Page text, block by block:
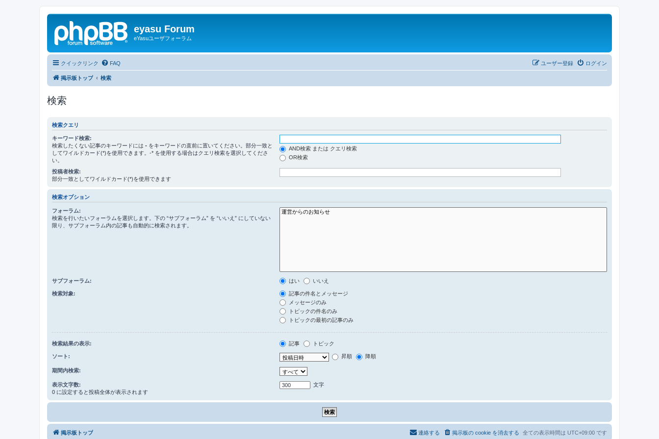
eyasu Forum
eYasuユーザフォーラム
クイックリンク FAQ ログイン
ユーザー登録
掲示板トップ 検索
検索
検索クエリ
キーワード検索:
検索したくない記事のキーワードには - をキーワードの直前に置いてください。部分一致と
してワイルドカード(*)を使用できます。-* を使用する場合はクエリ検索を選択してくださ
い。
AND検索 または クエリ検索
OR検索
投稿者検索:
部分一致としてワイルドカード(*)を使用できます
検索オプション
フォーラム:
検索を行いたいフォーラムを選択します。下の “サブフォーラム” を “いいえ” にしていない
限り、サブフォーラム内の記事も自動的に検索されます。
サブフォーラム: はい いいえ
検索対象:
記事の件名とメッセージ
メッセージのみ
トピックの件名のみ
トピックの最初の記事のみ
検索結果の表示: 記事 トピック
ソート: 昇順 降順
期間内検索:
表示文字数:
0 に設定すると投稿全体が表示されます
文字
掲示板トップ 全ての表示時間は UTC+09:00 です
掲示板の cookie を消去する
連絡する